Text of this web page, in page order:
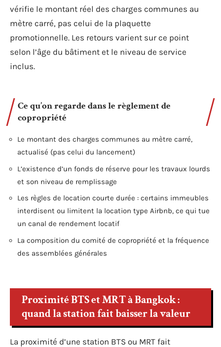
vérifie le montant réel des charges communes au
mètre carré, pas celui de la plaquette
promotionnelle. Les retours varient sur ce point
selon l’âge du bâtiment et le niveau de service
inclus.
Ce qu’on regarde dans le règlement de
copropriété
Le montant des charges communes au mètre carré,
actualisé (pas celui du lancement)
L’existence d’un fonds de réserve pour les travaux lourds
et son niveau de remplissage
Les règles de location courte durée : certains immeubles
interdisent ou limitent la location type Airbnb, ce qui tue
un canal de rendement locatif
La composition du comité de copropriété et la fréquence
des assemblées générales
Proximité BTS et MRT à Bangkok :
quand la station fait baisser la valeur
La proximité d’une station BTS ou MRT fait